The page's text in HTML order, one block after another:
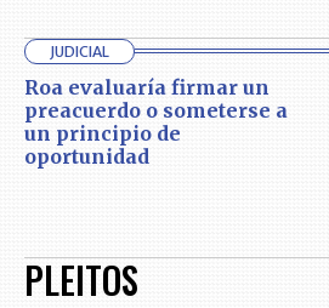
JUDICIAL
Roa evaluaría firmar un
preacuerdo o someterse a
un principio de
oportunidad
PLEITOS